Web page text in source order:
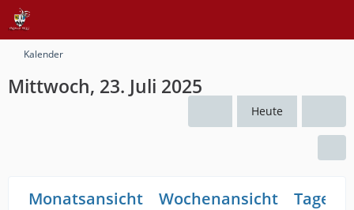
Kalender
Mittwoch, 23. Juli 2025
Heute
Monatsansicht Wochenansicht